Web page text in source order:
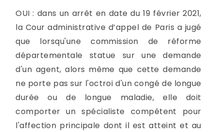
OUI : dans un arrêt en date du 19 février 2021,
la Cour administrative d’appel de Paris a jugé
que lorsqu'une commission de réforme
départementale statue sur une demande
d'un agent, alors même que cette demande
ne porte pas sur l'octroi d'un congé de longue
durée ou de longue maladie, elle doit
comporter un spécialiste compétent pour
l'affection principale dont il est atteint et au